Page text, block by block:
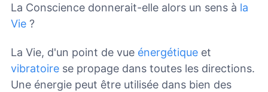
La Conscience donnerait-elle alors un sens à la
Vie ?
La Vie, d'un point de vue énergétique et
vibratoire se propage dans toutes les directions.
Une énergie peut être utilisée dans bien des